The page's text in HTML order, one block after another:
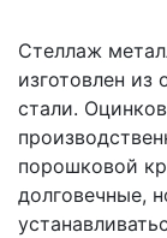
Стеллаж
изготовлен
стали.
порошковой
долговечные,